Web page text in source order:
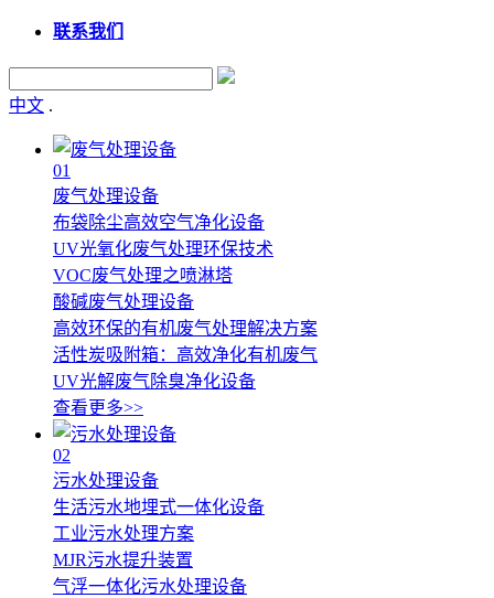
联系我们
中文 .
01
废气处理设备
布袋除尘高效空气净化设备
UV光氧化废气处理环保技术
VOC废气处理之喷淋塔
酸碱废气处理设备
高效环保的有机废气处理解决方案
活性炭吸附箱：高效净化有机废气
UV光解废气除臭净化设备
查看更多>>
02
污水处理设备
生活污水地埋式一体化设备
工业污水处理方案
MJR污水提升装置
气浮一体化污水处理设备